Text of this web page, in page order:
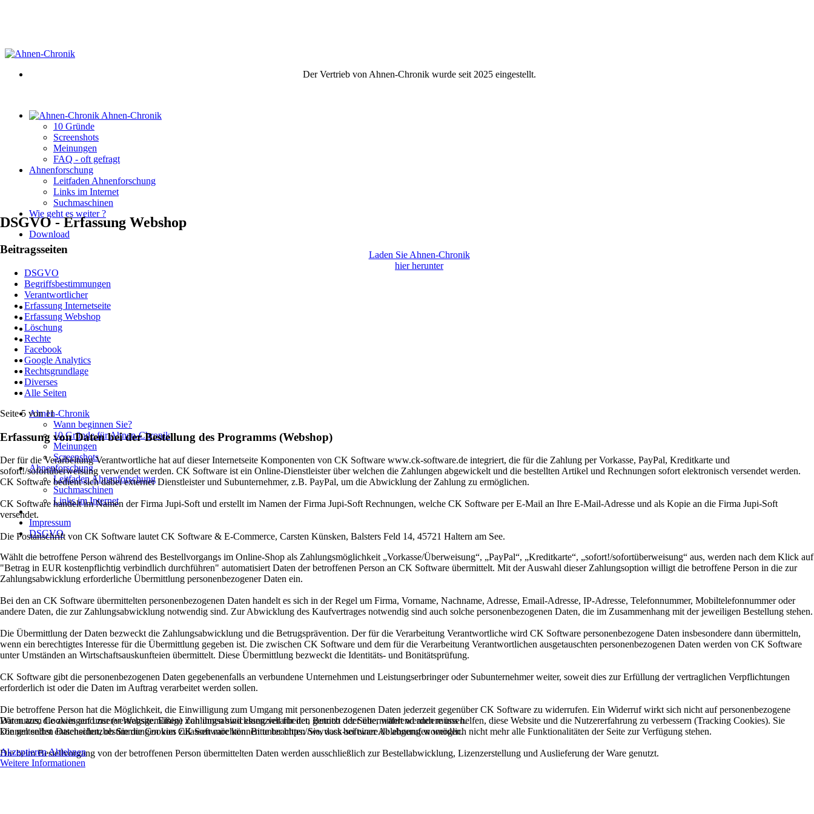
Der Vertrieb von Ahnen-Chronik wurde seit 2025 eingestellt.
Ahnen-Chronik
10 Gründe
Screenshots
Meinungen
FAQ - oft gefragt
Ahnenforschung
Leitfaden Ahnenforschung
Links im Internet
Suchmaschinen
Wie geht es weiter ?
Download
Laden Sie Ahnen-Chronik
hier herunter
DSGVO - Erfassung Webshop
Beitragsseiten
DSGVO
Begriffsbestimmungen
Verantwortlicher
Erfassung Internetseite
Erfassung Webshop
Löschung
Rechte
Facebook
Google Analytics
Rechtsgrundlage
Diverses
Alle Seiten
Seite 5 von 11
Erfassung von Daten bei der Bestellung des Programms (Webshop)
Der für die Verarbeitung Verantwortliche hat auf dieser Internetseite Komponenten von CK Software www.ck-software.de integriert, die für die Zahlung per Vorkasse, PayPal, Kreditkarte und
sofort!/sofortüberweisung verwendet werden. CK Software ist ein Online-Dienstleister über welchen die Zahlungen abgewickelt und die bestellten Artikel und Rechnungen sofort elektronisch versendet werden.
CK Software bedient sich dabei externer Dienstleister und Subunternehmer, z.B. PayPal, um die Abwicklung der Zahlung zu ermöglichen.
CK Software handelt im Namen der Firma Jupi-Soft und erstellt im Namen der Firma Jupi-Soft Rechnungen, welche CK Software per E-Mail an Ihre E-Mail-Adresse und als Kopie an die Firma Jupi-Soft
versendet.
Die Postanschrift von CK Software lautet CK Software & E-Commerce, Carsten Künsken, Balsters Feld 14, 45721 Haltern am See.
Wählt die betroffene Person während des Bestellvorgangs im Online-Shop als Zahlungsmöglichkeit „Vorkasse/Überweisung“, „PayPal“, „Kreditkarte“, „sofort!/sofortüberweisung“ aus, werden nach dem Klick auf
"Betrag in EUR kostenpflichtig verbindlich durchführen" automatisiert Daten der betroffenen Person an CK Software übermittelt. Mit der Auswahl dieser Zahlungsoption willigt die betroffene Person in die zur
Zahlungsabwicklung erforderliche Übermittlung personenbezogener Daten ein.
Bei den an CK Software übermittelten personenbezogenen Daten handelt es sich in der Regel um Firma, Vorname, Nachname, Adresse, Email-Adresse, IP-Adresse, Telefonnummer, Mobiltelefonnummer oder
andere Daten, die zur Zahlungsabwicklung notwendig sind. Zur Abwicklung des Kaufvertrages notwendig sind auch solche personenbezogenen Daten, die im Zusammenhang mit der jeweiligen Bestellung stehen.
Die Übermittlung der Daten bezweckt die Zahlungsabwicklung und die Betrugsprävention. Der für die Verarbeitung Verantwortliche wird CK Software personenbezogene Daten insbesondere dann übermitteln,
wenn ein berechtigtes Interesse für die Übermittlung gegeben ist. Die zwischen CK Software und dem für die Verarbeitung Verantwortlichen ausgetauschten personenbezogenen Daten werden von CK Software
unter Umständen an Wirtschaftsauskunfteien übermittelt. Diese Übermittlung bezweckt die Identitäts- und Bonitätsprüfung.
CK Software gibt die personenbezogenen Daten gegebenenfalls an verbundene Unternehmen und Leistungserbringer oder Subunternehmer weiter, soweit dies zur Erfüllung der vertraglichen Verpflichtungen
erforderlich ist oder die Daten im Auftrag verarbeitet werden sollen.
Die betroffene Person hat die Möglichkeit, die Einwilligung zum Umgang mit personenbezogenen Daten jederzeit gegenüber CK Software zu widerrufen. Ein Widerruf wirkt sich nicht auf personenbezogene
Daten aus, die zwingend zur (vertragsgemäßen) Zahlungsabwicklung verarbeitet, genutzt oder übermittelt werden müssen.
Die geltenden Datenschutzbestimmungen von CK Software können unter https://www.ck-software.de abgerufen werden.
Die beim Bestellvorgang von der betroffenen Person übermittelten Daten werden ausschließlich zur Bestellabwicklung, Lizenzerstellung und Auslieferung der Ware genutzt.
Ahnen-Chronik
Wann beginnen Sie?
10 Gründe für Ahnen-Chronik
Meinungen
Screenshots
Ahnenforschung
Leitfaden Ahnenforschung
Suchmaschinen
Links im Internet
Impressum
DSGVO
Wir nutzen Cookies auf unserer Website. Einige von ihnen sind essenziell für den Betrieb der Seite, während andere uns helfen, diese Website und die Nutzererfahrung zu verbessern (Tracking Cookies). Sie
können selbst entscheiden, ob Sie die Cookies zulassen möchten. Bitte beachten Sie, dass bei einer Ablehnung womöglich nicht mehr alle Funktionalitäten der Seite zur Verfügung stehen.
AkzeptierenAblehnen
Weitere Informationen